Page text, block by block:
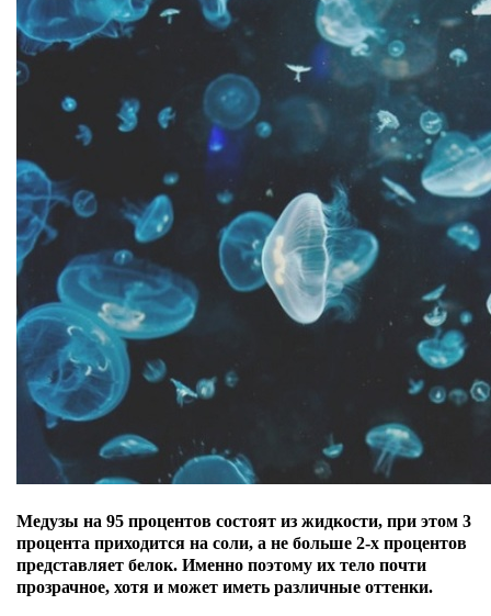
Медузы на 95 процентов состоят из жидкости, при этом 3
процента приходится на соли, а не больше 2-х процентов
представляет белок. Именно поэтому их тело почти
прозрачное, хотя и может иметь различные оттенки.